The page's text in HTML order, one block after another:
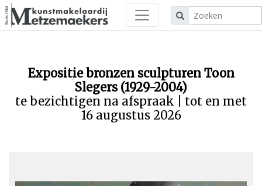
Expositie bronzen sculpturen Toon
Slegers (1929-2004)
te bezichtigen na afspraak | tot en met
16 augustus 2026